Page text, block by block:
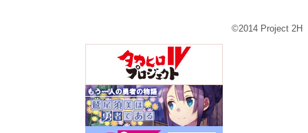
©2014 Project 2H